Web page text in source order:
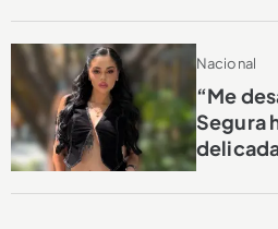
Nacional
“Me
Segura